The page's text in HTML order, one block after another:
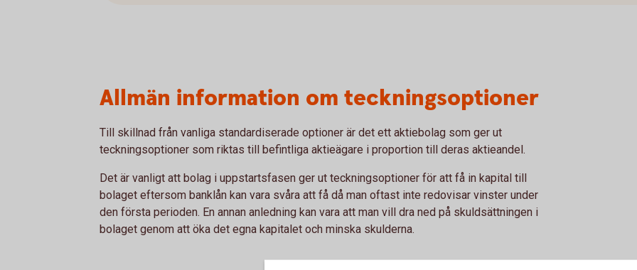
Allmän information om teckningsoptioner
Till skillnad från vanliga standardiserade optioner är det ett aktiebolag som ger ut
teckningsoptioner som riktas till befintliga aktieägare i proportion till deras aktieandel.
Det är vanligt att bolag i uppstartsfasen ger ut teckningsoptioner för att få in kapital till
bolaget eftersom banklån kan vara svåra att få då man oftast inte redovisar vinster under
den första perioden. En annan anledning kan vara att man vill dra ned på skuldsättningen i
bolaget genom att öka det egna kapitalet och minska skulderna.